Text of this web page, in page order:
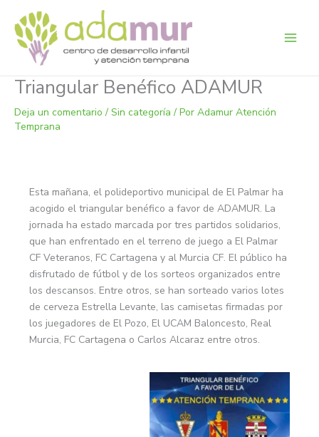
contenido
Triangular Benéfico ADAMUR
Deja un comentario / Sin categoría / Por Adamur Atención
Temprana
Esta mañana, el polideportivo municipal de El Palmar ha
acogido el triangular benéfico a favor de ADAMUR. La
jornada ha estado marcada por tres partidos solidarios,
que han enfrentado en el terreno de juego a El Palmar
CF Veteranos, FC Cartagena y al Murcia CF. El público ha
disfrutado de fútbol y de los sorteos organizados entre
los descansos. Entre otros, se han sorteado varios lotes
de cerveza Estrella Levante, las camisetas firmadas por
los juegadores de El Pozo, El UCAM Baloncesto, Real
Murcia, FC Cartagena o Carlos Alcaraz entre otros.